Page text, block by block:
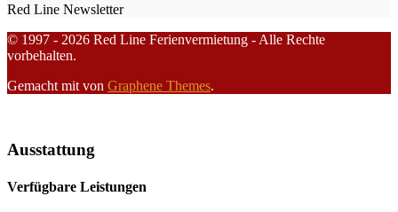
Red Line Newsletter
© 1997 - 2026 Red Line Ferienvermietung - Alle Rechte
vorbehalten.
Gemacht mit von Graphene Themes.
Ausstattung
Verfügbare Leistungen